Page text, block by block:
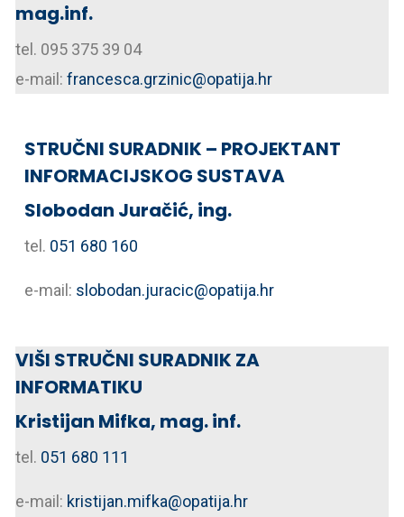
mag.inf.
tel. 095 375 39 04
e-mail: francesca.grzinic@opatija.hr
STRUČNI SURADNIK – PROJEKTANT
INFORMACIJSKOG SUSTAVA
Slobodan Juračić, ing.
tel. 051 680 160
e-mail: slobodan.juracic@opatija.hr
VIŠI STRUČNI SURADNIK ZA
INFORMATIKU
Kristijan Mifka, mag. inf.
tel. 051 680 111
e-mail: kristijan.mifka@opatija.hr